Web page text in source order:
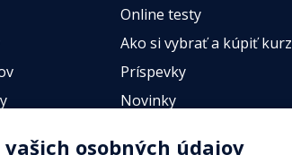
Online testy
Ako si vybrať a kúpiť kurz
Príspevky
Novinky
osobných údajov